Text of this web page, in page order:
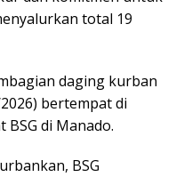
total 19
daging kurban
bertempat di
di Manado.
BSG